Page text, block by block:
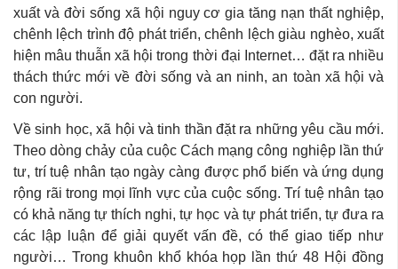
xuất và đời sống xã hội nguy cơ gia tăng nạn thất nghiệp,
chênh lệch trình độ phát triển, chênh lệch giàu nghèo, xuất
hiện mâu thuẫn xã hội trong thời đại Internet… đặt ra nhiều
thách thức mới về đời sống và an ninh, an toàn xã hội và
con người.
Về sinh học, xã hội và tinh thần đặt ra những yêu cầu mới.
Theo dòng chảy của cuộc Cách mạng công nghiệp lần thứ
tư, trí tuệ nhân tạo ngày càng được phổ biến và ứng dụng
rộng rãi trong mọi lĩnh vực của cuộc sống. Trí tuệ nhân tạo
có khả năng tự thích nghi, tự học và tự phát triển, tự đưa ra
các lập luận để giải quyết vấn đề, có thể giao tiếp như
người… Trong khuôn khổ khóa họp lần thứ 48 Hội đồng